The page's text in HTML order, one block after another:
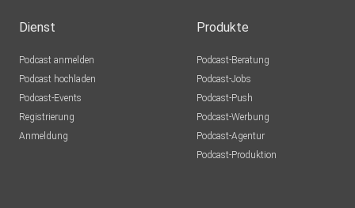
Dienst
Podcast anmelden
Podcast hochladen
Podcast-Events
Registrierung
Anmeldung
Produkte
Podcast-Beratung
Podcast-Jobs
Podcast-Push
Podcast-Werbung
Podcast-Agentur
Podcast-Produktion